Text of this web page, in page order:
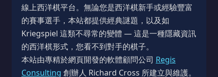
線上西洋棋平台。無論您是西洋棋新手或經驗豐富
的賽事選手，本站都提供經典謎題，以及如
Kriegspiel 這類不尋常的變體 — 這是一種隱藏資訊
的西洋棋形式，您看不到對手的棋子。
本站由專精於網頁開發的軟體顧問公司 Regis
Consulting 創辦人 Richard Cross 所建立與維護。